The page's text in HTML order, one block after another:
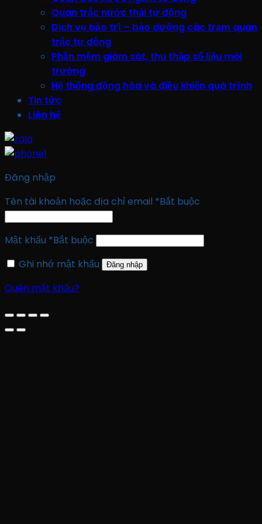
Quan trắc nước thải tự động
Dịch vụ bảo trì – bảo dưỡng các trạm quan
trắc tự động
Phần mềm giám sát, thu thập số liệu môi
trường
Hệ thống động hóa và điều khiển quá trình
Tin tức
Liên hệ
Đăng nhập
Tên tài khoản hoặc địa chỉ email *Bắt buộc
Mật khẩu *Bắt buộc
Ghi nhớ mật khẩu
Đăng nhập
Quên mật khẩu?